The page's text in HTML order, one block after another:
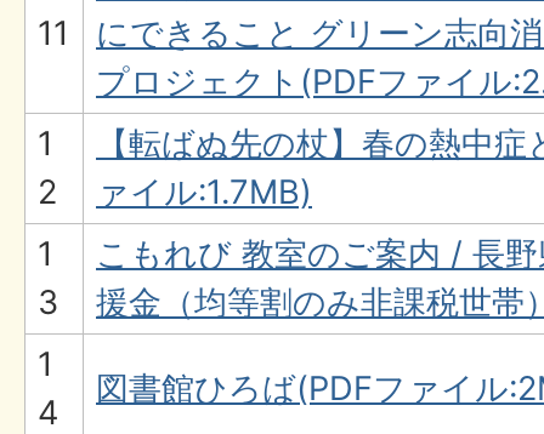
11
にできること グリーン志向
プロジェクト(PDFファイル
1
2
【転ばぬ先の杖】春の熱中
ァイル:1.7MB)
1
3
こもれび 教室のご案内 / 長
援金（均等割のみ非課税世帯
1
4
図書館ひろば(PDFファイル